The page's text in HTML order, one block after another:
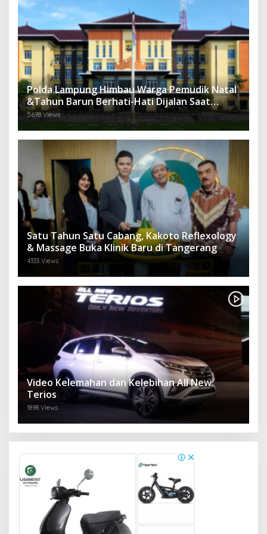
Polda Lampung Himbau Warga Pemudik Natal
&Tahun Barun Berhati-Hati Dijalan Saat
Melintas di -Titik Rawan Kecelakaan
5698 Views
Satu Tahun Satu Cabang, Kakoto Reflexology
& Massage Buka Klinik Baru di Tangerang
4333 Views
Video Kelemahan dan Kelebihan All New
Terios
1898 Views